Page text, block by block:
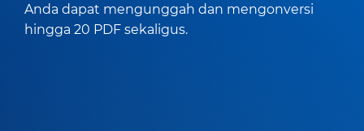
Anda dapat mengunggah dan mengonversi
hingga 20 PDF sekaligus.